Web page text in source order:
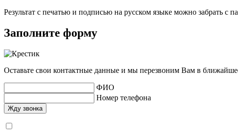
Результат с печатью и подписью на русском языке можно забрать с
Заполните форму
Оставьте свои контактные данные и мы перезвоним Вам в
ФИО
Номер телефона